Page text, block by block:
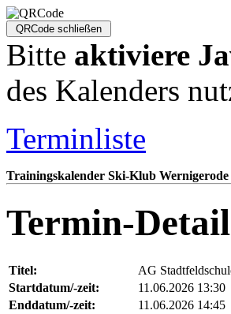
Bitte aktiviere
des Kalenders
Terminliste
Trainingskalender Ski-Klub Wernigerode
Termin-
Titel:
AG
Startdatum/-zeit:
11.06.2026 13:30
Enddatum/-zeit:
11.06.2026 14:45